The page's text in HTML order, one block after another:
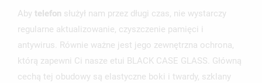
Aby telefon służył nam przez długi czas, nie wystarczy
regularne aktualizowanie, czyszczenie pamięci i
antywirus. Równie ważne jest jego zewnętrzna ochrona,
którą zapewni Ci nasze etui BLACK CASE GLASS. Główną
cechą tej obudowy są elastyczne boki i twardy, szklany
add_circle_outline UTWÓRZ NOWĄ LISTĘ
ANULUJ UTWÓRZ LISTĘ ŻYCZEŃ
ANULUJ ZALOGUJ SIĘ